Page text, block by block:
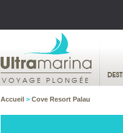
VOYAGE PLONGÉE
Accueil > Cove Resort Palau